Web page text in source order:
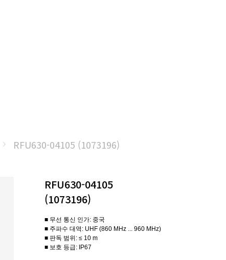
RFU630-04105 (1073196)
RFU630-04105
(1073196)
■ 무선 통신 인가: 중국
■ 주파수 대역: UHF (860 MHz ... 960 MHz)
■ 판독 범위: ≤ 10 m
■ 보호 등급: IP67